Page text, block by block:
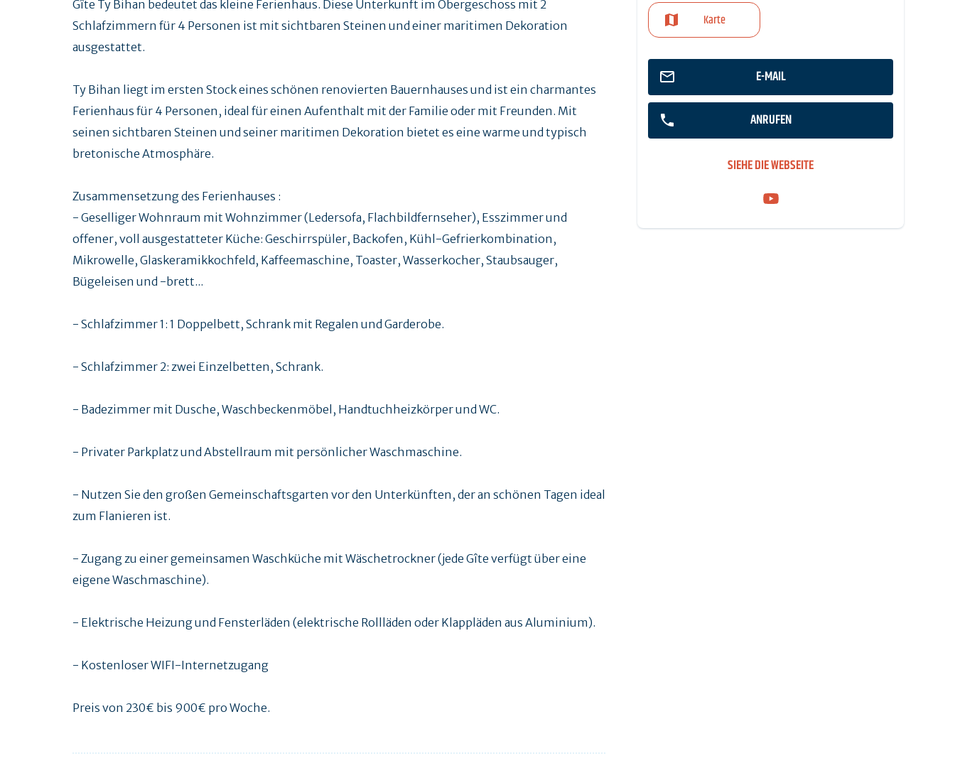
Karte
E-MAIL
ANRUFEN
SIEHE DIE WEBSEITE
Gîte Ty Bihan bedeutet das kleine Ferienhaus. Diese Unterkunft im Obergeschoss mit 2
Schlafzimmern für 4 Personen ist mit sichtbaren Steinen und einer maritimen Dekoration
ausgestattet.
Ty Bihan liegt im ersten Stock eines schönen renovierten Bauernhauses und ist ein charmantes
Ferienhaus für 4 Personen, ideal für einen Aufenthalt mit der Familie oder mit Freunden. Mit
seinen sichtbaren Steinen und seiner maritimen Dekoration bietet es eine warme und typisch
bretonische Atmosphäre.
Zusammensetzung des Ferienhauses :
- Geselliger Wohnraum mit Wohnzimmer (Ledersofa, Flachbildfernseher), Esszimmer und
offener, voll ausgestatteter Küche: Geschirrspüler, Backofen, Kühl-Gefrierkombination,
Mikrowelle, Glaskeramikkochfeld, Kaffeemaschine, Toaster, Wasserkocher, Staubsauger,
Bügeleisen und -brett...
- Schlafzimmer 1: 1 Doppelbett, Schrank mit Regalen und Garderobe.
- Schlafzimmer 2: zwei Einzelbetten, Schrank.
- Badezimmer mit Dusche, Waschbeckenmöbel, Handtuchheizkörper und WC.
- Privater Parkplatz und Abstellraum mit persönlicher Waschmaschine.
- Nutzen Sie den großen Gemeinschaftsgarten vor den Unterkünften, der an schönen Tagen ideal
zum Flanieren ist.
- Zugang zu einer gemeinsamen Waschküche mit Wäschetrockner (jede Gîte verfügt über eine
eigene Waschmaschine).
- Elektrische Heizung und Fensterläden (elektrische Rollläden oder Klappläden aus Aluminium).
- Kostenloser WIFI-Internetzugang
Preis von 230€ bis 900€ pro Woche.